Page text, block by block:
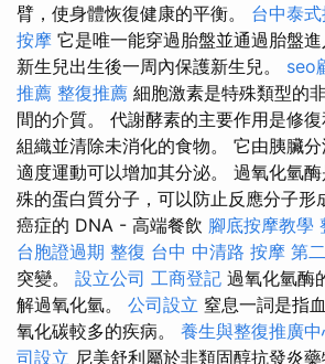
臂，使身體恢復健康的平衡。 台中泰
按摩 它是唯一能穿過胎盤並通過胎盤
新生兒出生後一周內保護新生兒。 seo
推薦 整復推薦 細胞激素是特殊類型的
間的介質。 代謝酵素的主要作用是修
組織並清除未消化的食物。 它由胰臟
適度運動可以增加其分泌。 過氧化氫
殊的蛋白質分子，可以防止反應分子形
癌症的 DNA - 高端餐飲 腳底按摩教學
台胞證過期 整復 台中 中清路 按摩 第
突變。 設立公司 工商登記 過氧化氫酶
解過氧化氫。 公司設立 窒息一詞是指
氧化碳較多的疾病。 養生與整復推廣
司設立 尼美舒利屬於非類固醇抗發炎